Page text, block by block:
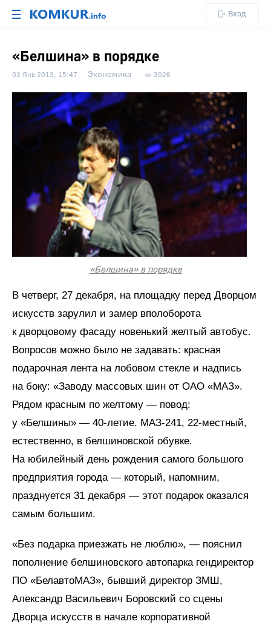
☰ Вход
«Белшина» в порядке
03 Янв 2013, 15:47 Экономика 3026
«Белшина» в порядке
В четверг, 27 декабря, на площадку перед Дворцом
искусств зарулил и замер вполоборота
к дворцовому фасаду новенький желтый автобус.
Вопросов можно было не задавать: красная
подарочная лента на лобовом стекле и надпись
на боку: «Заводу массовых шин от ОАО «МАЗ».
Рядом красным по желтому — повод:
у «Белшины» — 40-летие. МАЗ-241, 22-местный,
естественно, в белшиновской обувке.
На юбилейный день рождения самого большого
предприятия города — который, напомним,
празднуется 31 декабря — этот подарок оказался
самым большим.
«Без подарка приезжать не люблю», — пояснил
пополнение белшиновского автопарка гендиректор
ПО «БелавтоМАЗ», бывший директор ЗМШ,
Александр Васильевич Боровский со сцены
Дворца искусств в начале корпоративной